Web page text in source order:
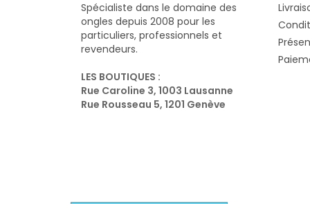
Spécialiste dans le domaine des
ongles depuis 2008 pour les
particuliers, professionnels et
revendeurs.
LES BOUTIQUES :
Rue Caroline 3, 1003 Lausanne
Rue Rousseau 5, 1201 Genève